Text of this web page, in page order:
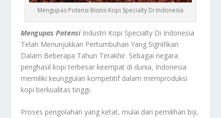
Mengupas Potensi Bisnis Kopi Specialty Di Indonesia
Mengupas PotensiIndustri Kopi Specialty Di Indonesia
Telah Menunjukkan Pertumbuhan Yang Signifikan
Dalam Beberapa Tahun Terakhir. Sebagai negara
penghasil kopi terbesar keempat di dunia, Indonesia
memiliki keunggulan kompetitif dalam memproduksi
kopi berkualitas tinggi.
Proses pengolahan yang ketat, mulai dari pemilihan biji,